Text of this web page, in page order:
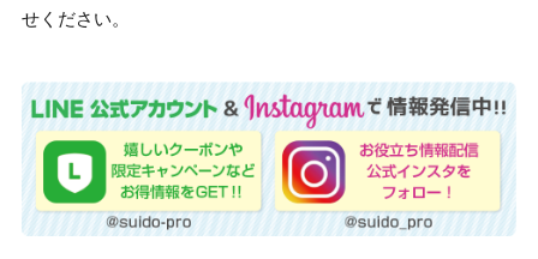
せください。